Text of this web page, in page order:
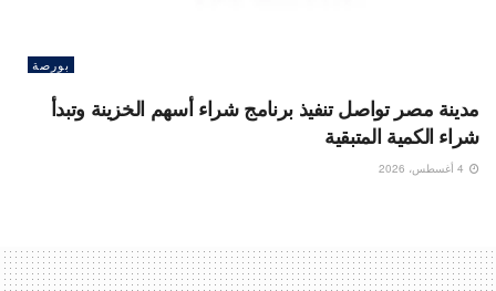
بورصة
مدينة مصر تواصل تنفيذ برنامج شراء أسهم الخزينة وتبدأ
شراء الكمية المتبقية